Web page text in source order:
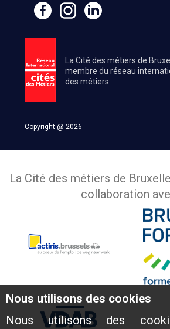
Nous utilisons des cookies
Nous utilisons des
La Cité des métiers de
membre du réseau
des métiers.
Copyright @ 2026
La Cité des métiers de
collaboration